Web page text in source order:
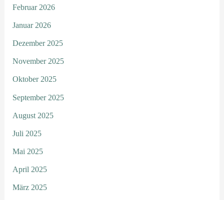
Februar 2026
Januar 2026
Dezember 2025
November 2025
Oktober 2025
September 2025
August 2025
Juli 2025
Mai 2025
April 2025
März 2025